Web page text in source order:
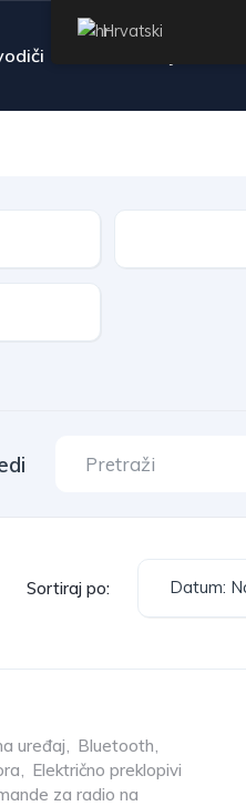
Sortiraj po: Datum:
uređaj, Bluetooth,
, Električno preklopivi
za radio na
Hrvatski